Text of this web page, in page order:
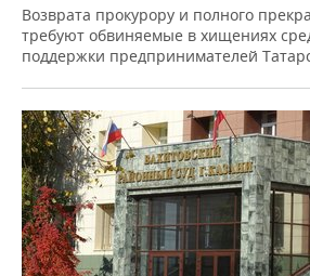
Возврата прокурору и полного
требуют обвиняемые в хищениях
поддержки предпринимателей